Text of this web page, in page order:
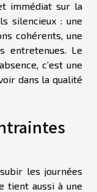
immédiat sur la
silencieux : une
cohérents, une
entretenues. Le
c’est une
dans la qualité
les journées
tient aussi à une